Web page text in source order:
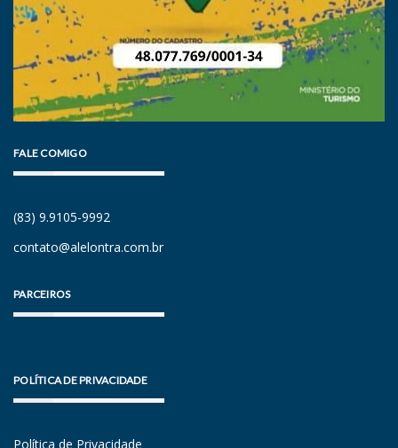
FALE COMIGO
(83) 9.9105-9992
contato@alelontra.com.br
PARCEIROS
POLÍTICA DE PRIVACIDADE
Política de Privacidade